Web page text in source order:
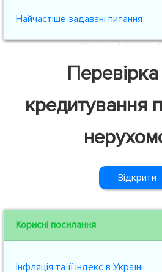
Найчастіше задавані питання
кредитування
Відкрити
Корисні посилання
Інфляція та її індекс в Україні